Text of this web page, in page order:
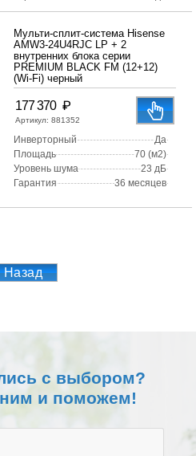
Мульти-сплит-система Hisense
AMW3-24U4RJC LP + 2
внутренних блока серии
PREMIUM BLACK FM (12+12)
(Wi-Fi) черный
177 370 ₽
Артикул: 881352
Инверторный
Да
Площадь
70 (м2)
Уровень шума
23 дБ
Гарантия
36 месяцев
Назад
с выбором?
и поможем!